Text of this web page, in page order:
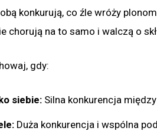
konkurują, co źle wróży
chorują na to samo i walczą o
gdy:
siebie: Silna konkurencja
Duża konkurencja i wspólna